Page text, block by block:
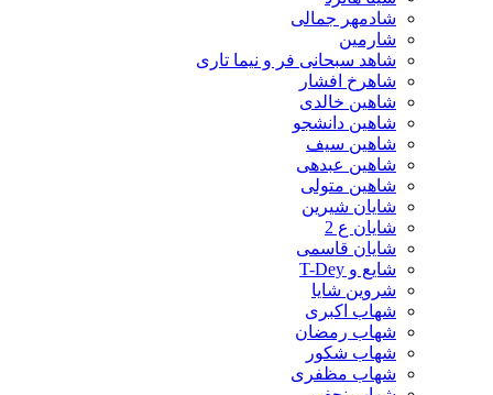
شادمهر جمالی
شارمین
شاهد سبحانی فر و نیما تاری
شاهرخ افشار
شاهین خالدی
شاهین دانشجو
شاهین سیف
شاهین عبدهی
شاهین متولی
شایان شیرین
شایان ع 2
شایان قاسمی
شایع و T-Dey
شروین شایا
شهاب اکبری
شهاب رمضان
شهاب شکور
شهاب مظفری